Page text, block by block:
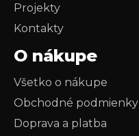
Projekty
Kontakty
O nákupe
Všetko o nákupe
Obchodné podmienky
Doprava a platba